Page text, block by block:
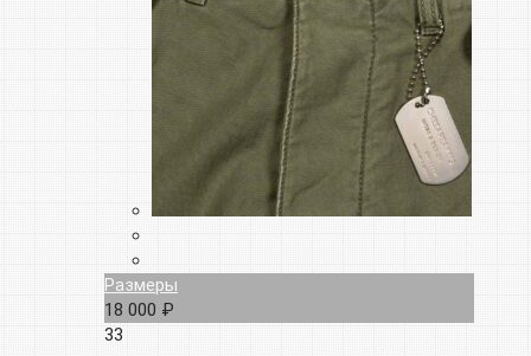
Размеры
18 000 ₽
33